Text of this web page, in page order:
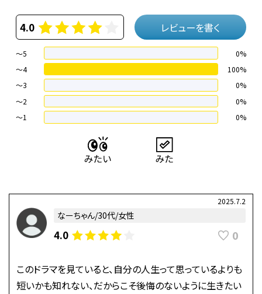
4.0 レビューを書く
～5
0%
～4
100%
〜3
0%
〜2
0%
〜1
0%
2025.7.2
なーちゃん/30代/女性
4.0 0
このドラマを見ていると、自分の人生って思っているよりも
短いかも知れない、だからこそ後悔のないように生きたい